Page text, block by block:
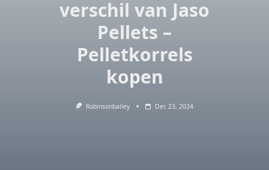
verschil van Jaso
Pellets –
Pelletkorrels
kopen
Robinsonbailey Dec 23, 2024